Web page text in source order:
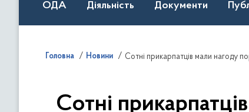
ОДА Діяльність Документи
Головна Новини
Сотні